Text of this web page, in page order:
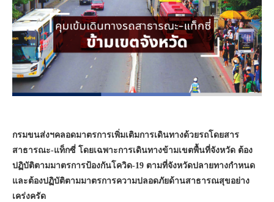
กรมขนส่งฯคลอดมาตรการเพิ่มเติมการเดินทางด้วยรถโดยสาร
สาธารณะ-แท็กซี่ โดยเฉพาะการเดินทางข้ามเขตพื้นที่จังหวัด ต้อง
ปฏิบัติตามมาตรการป้องกันโควิด-19 ตามที่จังหวัดปลายทางกำหนด
และต้องปฏิบัติตามมาตรการความปลอดภัยด้านสาธารณสุขอย่าง
เคร่งครัด